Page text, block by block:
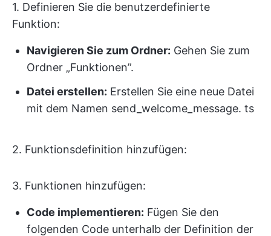
1. Definieren Sie die benutzerdefinierte
Funktion:
Navigieren Sie zum Ordner: Gehen Sie zum
Ordner „Funktionen”.
Datei erstellen: Erstellen Sie eine neue Datei
mit dem Namen send_welcome_message. ts
2. Funktionsdefinition hinzufügen:
3. Funktionen hinzufügen:
Code implementieren: Fügen Sie den
folgenden Code unterhalb der Definition der